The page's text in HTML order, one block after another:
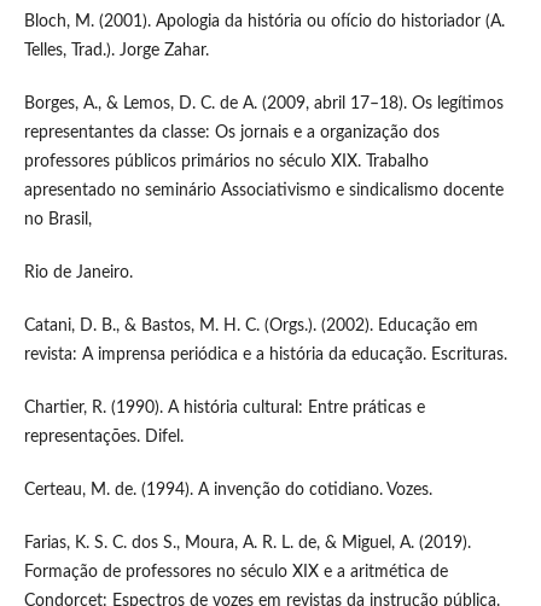
Bloch, M. (2001). Apologia da história ou ofício do historiador (A.
Telles, Trad.). Jorge Zahar.
Borges, A., & Lemos, D. C. de A. (2009, abril 17–18). Os legítimos
representantes da classe: Os jornais e a organização dos
professores públicos primários no século XIX. Trabalho
apresentado no seminário Associativismo e sindicalismo docente
no Brasil,
Rio de Janeiro.
Catani, D. B., & Bastos, M. H. C. (Orgs.). (2002). Educação em
revista: A imprensa periódica e a história da educação. Escrituras.
Chartier, R. (1990). A história cultural: Entre práticas e
representações. Difel.
Certeau, M. de. (1994). A invenção do cotidiano. Vozes.
Farias, K. S. C. dos S., Moura, A. R. L. de, & Miguel, A. (2019).
Formação de professores no século XIX e a aritmética de
Condorcet: Espectros de vozes em revistas da instrução pública.